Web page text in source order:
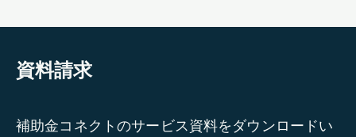
資料請求
補助金コネクトのサービス資料をダウンロードい